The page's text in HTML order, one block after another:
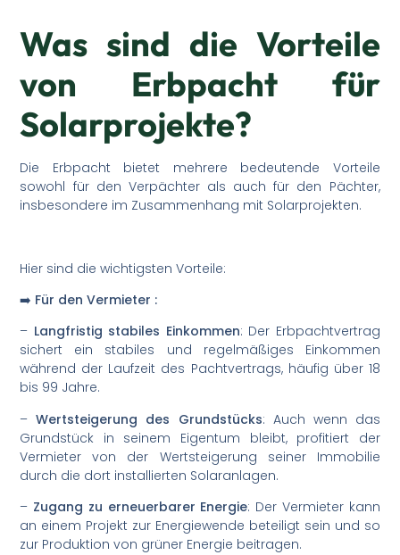
Was sind die Vorteile
von Erbpacht für
Solarprojekte?
Die Erbpacht bietet mehrere bedeutende Vorteile
sowohl für den Verpächter als auch für den Pächter,
insbesondere im Zusammenhang mit Solarprojekten.
Hier sind die wichtigsten Vorteile:
➡️ Für den Vermieter :
– Langfristig stabiles Einkommen: Der Erbpachtvertrag
sichert ein stabiles und regelmäßiges Einkommen
während der Laufzeit des Pachtvertrags, häufig über 18
bis 99 Jahre.
–Wertsteigerung des Grundstücks: Auch wenn das
Grundstück in seinem Eigentum bleibt, profitiert der
Vermieter von der Wertsteigerung seiner Immobilie
durch die dort installierten Solaranlagen.
– Zugang zu erneuerbarer Energie: Der Vermieter kann
an einem Projekt zur Energiewende beteiligt sein und so
zur Produktion von grüner Energie beitragen.